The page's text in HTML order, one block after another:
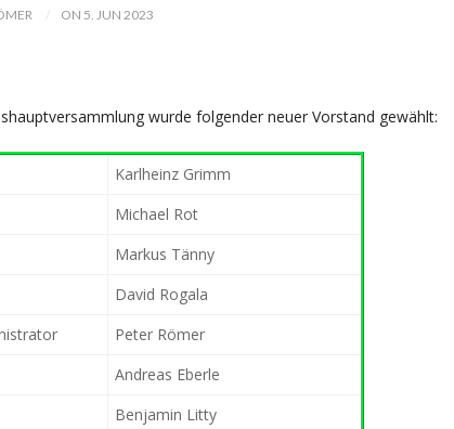
ON 5. JUN 2023
wurde folgender neuer Vorstand gewählt:
Karlheinz Grimm
Michael Rot
Markus Tänny
David Rogala
Peter Römer
Andreas Eberle
Benjamin Litty